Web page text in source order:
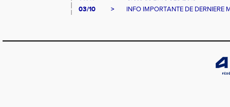
03/10
> INFO IMPORTANTE DE DERNIERE